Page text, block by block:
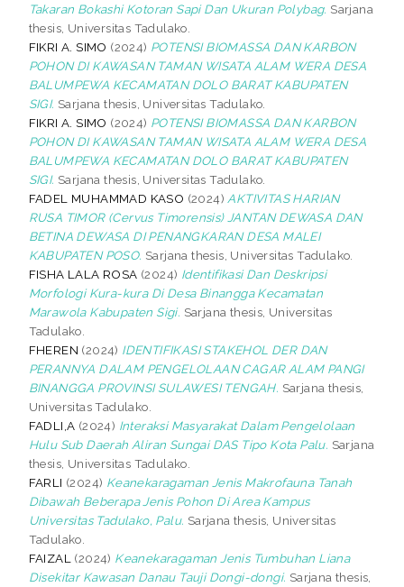
Takaran Bokashi Kotoran Sapi Dan Ukuran Polybag. Sarjana
thesis, Universitas Tadulako.
FIKRI A. SIMO (2024) POTENSI BIOMASSA DAN KARBON
POHON DI KAWASAN TAMAN WISATA ALAM WERA DESA
BALUMPEWA KECAMATAN DOLO BARAT KABUPATEN
SIGI. Sarjana thesis, Universitas Tadulako.
FIKRI A. SIMO (2024) POTENSI BIOMASSA DAN KARBON
POHON DI KAWASAN TAMAN WISATA ALAM WERA DESA
BALUMPEWA KECAMATAN DOLO BARAT KABUPATEN
SIGI. Sarjana thesis, Universitas Tadulako.
FADEL MUHAMMAD KASO (2024) AKTIVITAS HARIAN
RUSA TIMOR (Cervus Timorensis) JANTAN DEWASA DAN
BETINA DEWASA DI PENANGKARAN DESA MALEI
KABUPATEN POSO. Sarjana thesis, Universitas Tadulako.
FISHA LALA ROSA (2024) Identifikasi Dan Deskripsi
Morfologi Kura-kura Di Desa Binangga Kecamatan
Marawola Kabupaten Sigi. Sarjana thesis, Universitas
Tadulako.
FHEREN (2024) IDENTIFIKASI STAKEHOL DER DAN
PERANNYA DALAM PENGELOLAAN CAGAR ALAM PANGI
BINANGGA PROVINSI SULAWESI TENGAH. Sarjana thesis,
Universitas Tadulako.
FADLI,A (2024) Interaksi Masyarakat Dalam Pengelolaan
Hulu Sub Daerah Aliran Sungai DAS Tipo Kota Palu. Sarjana
thesis, Universitas Tadulako.
FARLI (2024) Keanekaragaman Jenis Makrofauna Tanah
Dibawah Beberapa Jenis Pohon Di Area Kampus
Universitas Tadulako, Palu. Sarjana thesis, Universitas
Tadulako.
FAIZAL
(2024) Keanekaragaman Jenis Tumbuhan Liana
Disekitar Kawasan Danau Tauji Dongi-dongi. Sarjana thesis,